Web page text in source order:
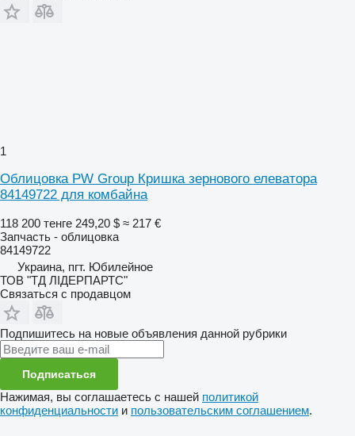
1
Облицовка PW Group Кришка зернового елеватора
84149722 для комбайна
118 200 тенге 249,20 $ ≈ 217 €
Запчасть - облицовка
84149722
Украина, пгт. Юбилейное
ТОВ "ТД ЛІДЕРПАРТС"
Связаться с продавцом
Подпишитесь на новые объявления данной рубрики
Подписаться
Нажимая, вы соглашаетесь с нашей политикой
конфиденциальности и пользовательским соглашением.